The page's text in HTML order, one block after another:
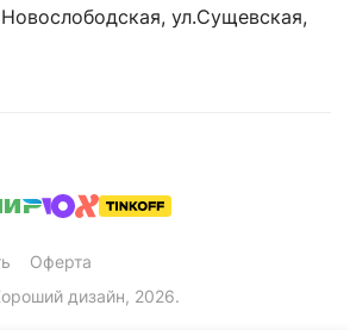
ул.Сущевская,
Оферта
дизайн, 2026.